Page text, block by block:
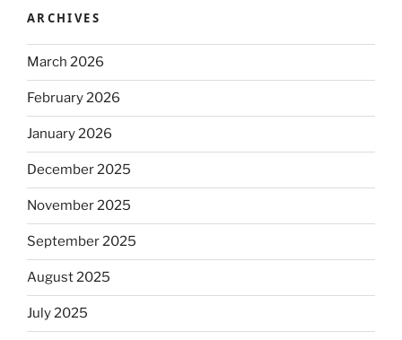
ARCHIVES
March 2026
February 2026
January 2026
December 2025
November 2025
September 2025
August 2025
July 2025